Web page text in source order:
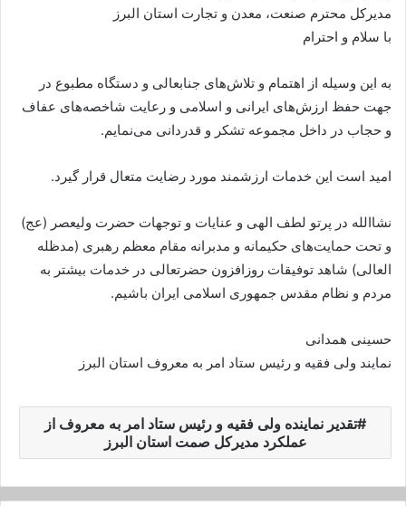
مدیرکل محترم صنعت، معدن و تجارت استان البرز
با سلام و احترام
به این وسیله از اهتمام و تلاش‌های جنابعالی و دستگاه مطبوع در
جهت حفظ ارزش‌های ایرانی و اسلامی و رعایت شاخصه‌های عفاف
و حجاب در داخل مجموعه تشکر و قدردانی می‌نمایم.
امید است این خدمات ارزشمند مورد رضایت متعال قرار گیرد.
نشاالله در پرتو لطف الهی و عنایات و توجهات حضرت ولیعصر (عج)
و تحت حمایت‌های حکیمانه و مدبرانه مقام معظم رهبری (مدظله
العالی) شاهد توفیقات روزافزون حضرتعالی در خدمات بیشتر به
مردم و نظام مقدس جمهوری اسلامی ایران باشیم.
حسینی همدانی
نمایند ولی فقیه و رئیس ستاد امر به معروف استان البرز
تقدیر نماینده ولی فقیه و رئیس ستاد امر به معروف از
عملکرد مدیرکل صمت استان البرز